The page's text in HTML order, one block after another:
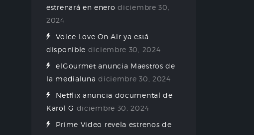
estrenará en enero diciembre 30,
2024
Voice Love On Air ya está
disponible diciembre 30, 2024
elGourmet anuncia Maestros de
la medialuna diciembre 30, 2024
Netflix anuncia documental de
Karol G diciembre 30, 2024
Prime Video revela estrenos de